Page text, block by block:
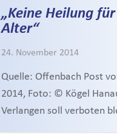
„Keine Heilung
Alter“
24. November 2014
Quelle: Offenbach Post
2014, Foto: © Kögel
Verlangen soll verboten